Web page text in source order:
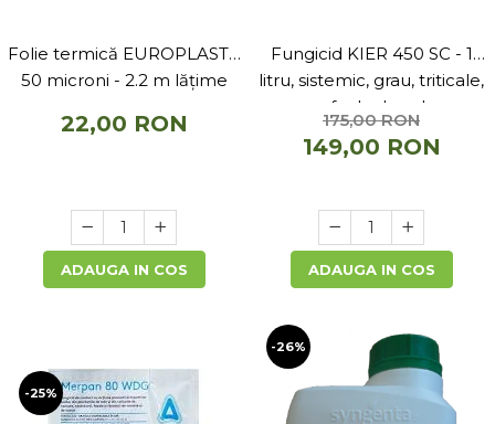
Folie termică EUROPLAST -
50 microni - 2.2 m lățime
22,00 RON
ADAUGA IN COS
Fungicid KIER 450 SC - 1
litru, sistemic, grau, triticale,
secara, sfecla de zahar, orz
175,00 RON
149,00 RON
ADAUGA IN COS
-25%
-26%